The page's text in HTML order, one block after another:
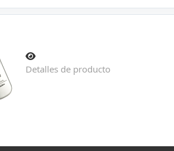
Detalles de producto